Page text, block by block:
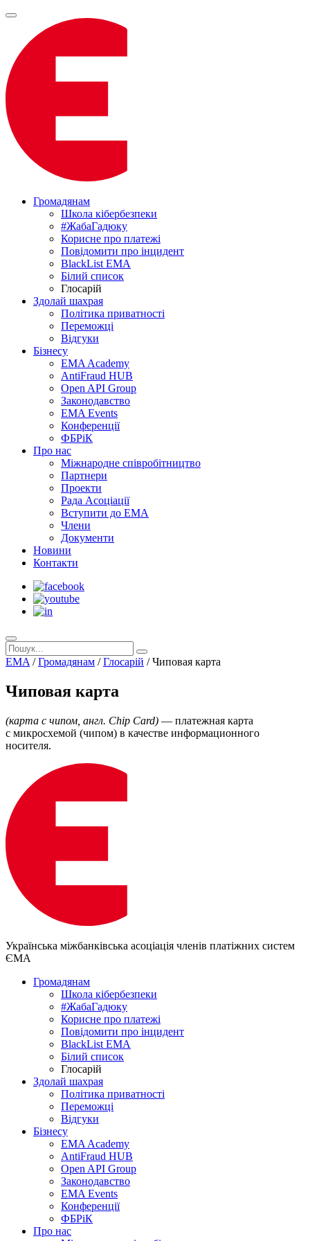
Громадянам
Школа кібербезпеки
#ЖабаГадюку
Корисне про платежі
Повідомити про інцидент
BlackList EMA
Білий список
Глосарій
Здолай шахрая
Політика приватності
Переможцi
Відгуки
Бізнесу
EMA Academy
AntiFraud HUB
Open API Group
Законодавство
EMA Events
Конференції
ФБРіК
Про нас
Міжнародне співробітництво
Партнери
Проекти
Рада Асоціації
Вступити до ЕМА
Члени
Документи
Новини
Контакти
EMA /Громадянам /Глосарій /Чиповая карта
Чиповая карта
(карта с чипом, англ. Chip Card) — платежная карта
с микросхемой (чипом) в качестве информационного
носителя.
Українська міжбанківська асоціація членів платіжних систем
ЄМА
Громадянам
Школа кібербезпеки
#ЖабаГадюку
Корисне про платежі
Повідомити про інцидент
BlackList EMA
Білий список
Глосарій
Здолай шахрая
Політика приватності
Переможцi
Відгуки
Бізнесу
EMA Academy
AntiFraud HUB
Open API Group
Законодавство
EMA Events
Конференції
ФБРіК
Про нас